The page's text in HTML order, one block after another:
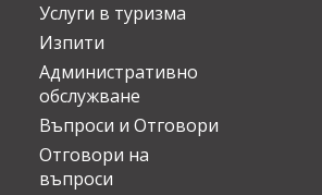
Услуги в туризма
Изпити
Административно
обслужване
Въпроси и Отговори
Отговори на
въпроси